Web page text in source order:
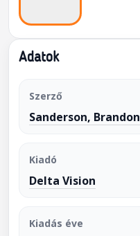
Adatok
Szerző
Sanderson, Brandon
Kiadó
Delta Vision
Kiadás éve